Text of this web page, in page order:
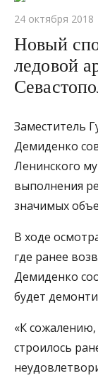
24 октября 2018
Новый
ледовой
Заместитель
Демиденко
Ленинского
выполнения
значимых
В ходе
где ранее
Демиденко
будет
«К сожалению,
строилось